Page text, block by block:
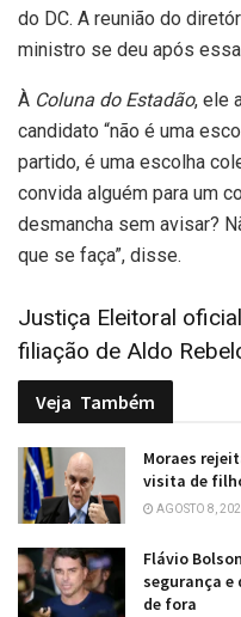
do DC. A reunião do
ministro se deu após
À Coluna do Estadão, ele
candidato “não é uma
partido, é uma escolha
convida alguém para um
desmancha sem avisar?
que se faça”, disse.
Justiça Eleitoral
filiação de Aldo
Veja Também
Moraes
visita de
AGOSTO 8,
Flávio
segurança e
de fora